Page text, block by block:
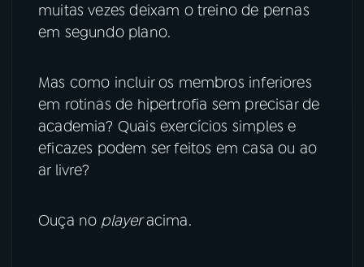
muitas vezes deixam o treino de pernas
em segundo plano.
Mas como incluir os membros inferiores
em rotinas de hipertrofia sem precisar de
academia? Quais exercícios simples e
eficazes podem ser feitos em casa ou ao
ar livre?
Ouça no playeracima.